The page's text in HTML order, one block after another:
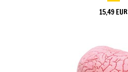
15,49 EUR